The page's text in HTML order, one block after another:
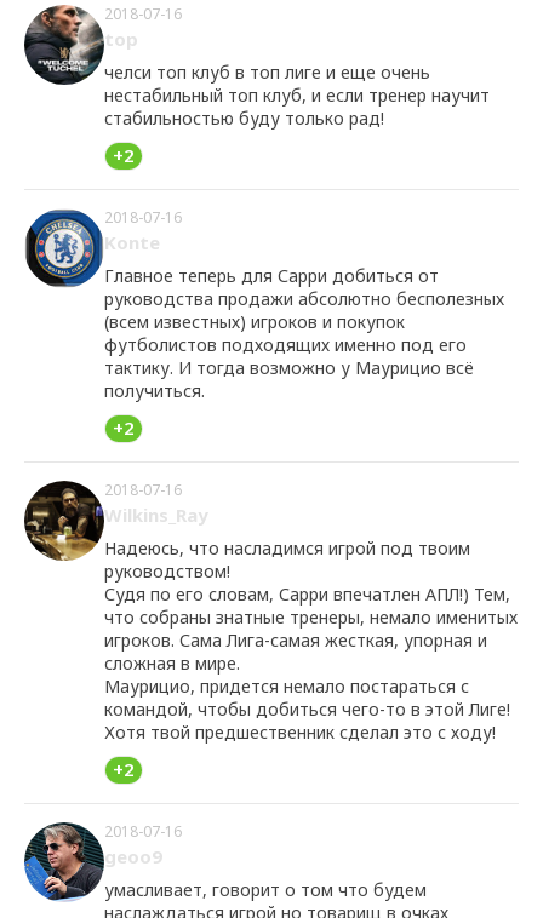
2018-07-16
top
челси топ клуб в топ лиге и еще очень
нестабильный топ клуб, и если тренер научит
стабильностью буду только рад!
+2
2018-07-16
Konte
Главное теперь для Сарри добиться от
руководства продажи абсолютно бесполезных
(всем известных) игроков и покупок
футболистов подходящих именно под его
тактику. И тогда возможно у Маурицио всё
получиться.
+2
2018-07-16
Wilkins_Ray
Надеюсь, что насладимся игрой под твоим
руководством!
Судя по его словам, Сарри впечатлен АПЛ!) Тем,
что собраны знатные тренеры, немало именитых
игроков. Сама Лига-самая жесткая, упорная и
сложная в мире.
Маурицио, придется немало постараться с
командой, чтобы добиться чего-то в этой Лиге!
Хотя твой предшественник сделал это с ходу!
+2
2018-07-16
geoo9
умасливает, говорит о том что будем
наслаждаться игрой но товарищ в очках